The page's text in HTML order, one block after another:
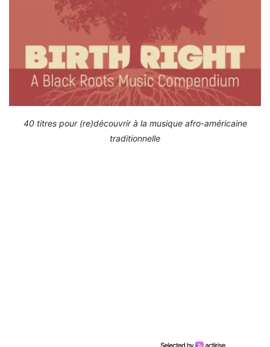
40 titres pour (re)découvrir à la musique afro-américaine
traditionnelle